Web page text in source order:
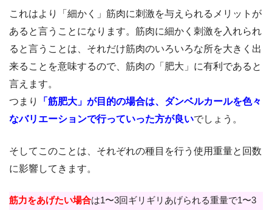
これはより「細かく」筋肉に刺激を与えられるメリットが
あると言うことになります。筋肉に細かく刺激を入れられ
ると言うことは、それだけ筋肉のいろいろな所を大きく出
来ることを意味するので、筋肉の「肥大」に有利であると
言えます。
つまり
「筋肥大」が目的の場合は、ダンベルカールを色々
なバリエーションで行っていった方が良いでしょう。
そしてこのことは、それぞれの種目を行う使用重量と回数
に影響してきます。
筋力をあげたい場合は1〜3回ギリギリあげられる重量で1〜3